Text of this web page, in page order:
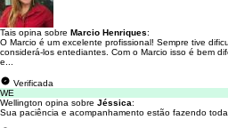
Tais opina sobre Marcio Henriques:
O Marcio é um excelente profissional! Sempre tive
considerá-los entediantes. Com o Marcio isso é bem
e...
Verificada
WE
Wellington opina sobre Jéssica:
Sua paciência e acompanhamento estão fazendo